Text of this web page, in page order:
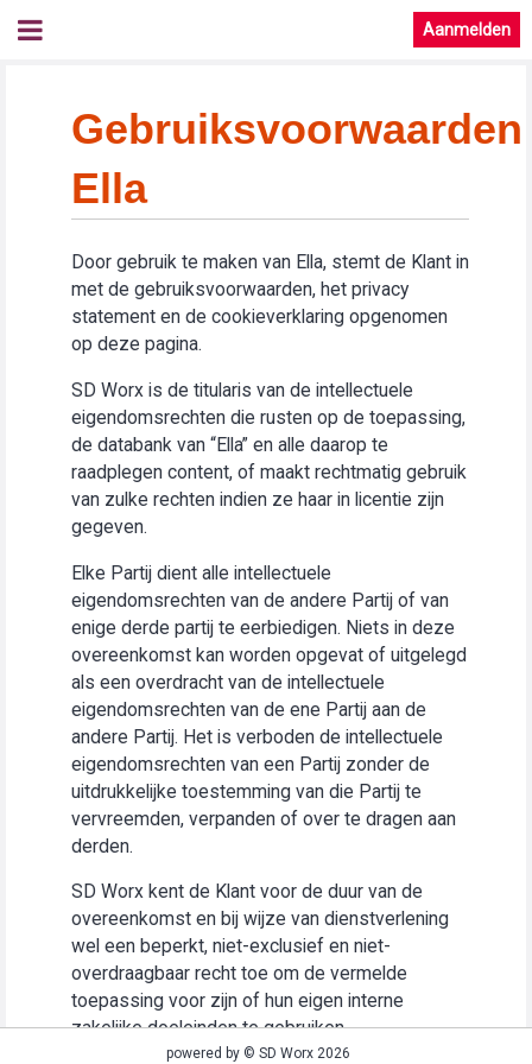
Aanmelden
Gebruiksvoorwaarden
Ella
Door gebruik te maken van Ella, stemt de Klant in
met de gebruiksvoorwaarden, het privacy
statement en de cookieverklaring opgenomen
op deze pagina.
SD Worx is de titularis van de intellectuele
eigendomsrechten die rusten op de toepassing,
de databank van “Ella” en alle daarop te
raadplegen content, of maakt rechtmatig gebruik
van zulke rechten indien ze haar in licentie zijn
gegeven.
Elke Partij dient alle intellectuele
eigendomsrechten van de andere Partij of van
enige derde partij te eerbiedigen. Niets in deze
overeenkomst kan worden opgevat of uitgelegd
als een overdracht van de intellectuele
eigendomsrechten van de ene Partij aan de
andere Partij. Het is verboden de intellectuele
eigendomsrechten van een Partij zonder de
uitdrukkelijke toestemming van die Partij te
vervreemden, verpanden of over te dragen aan
derden.
SD Worx kent de Klant voor de duur van de
overeenkomst en bij wijze van dienstverlening
wel een beperkt, niet-exclusief en niet-
overdraagbaar recht toe om de vermelde
toepassing voor zijn of hun eigen interne
zakelijke doeleinden te gebruiken
(“Gebruiksrecht”).powered by © SD Worx 2026